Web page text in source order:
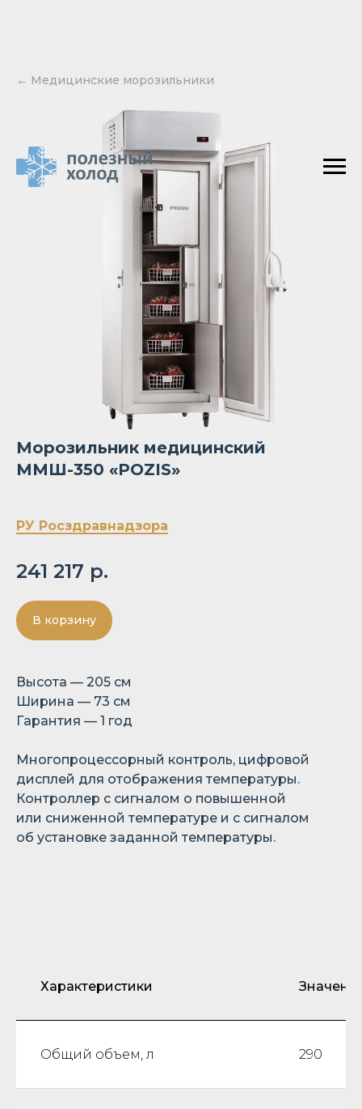
← Медицинские морозильники
Морозильник медицинский
ММШ-350 «POZIS»
РУ Росздравнадзора
241 217 р.
В корзину
Высота — 205 см
Ширина — 73 см
Гарантия — 1 год
Многопроцессорный контроль, цифровой
дисплей для отображения температуры.
Контроллер с сигналом о повышенной
или сниженной температуре и с сигналом
об установке заданной температуры.
Характеристики
Общий объем, л 290